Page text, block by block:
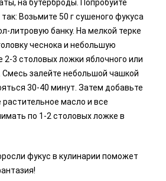
на бутерброды. Попробуйте
Возьмите 50 г сушеного фукуса
литровую банку. На мелкой терке
чеснока и небольшую
2-3 столовых ложки яблочного или
Смесь залейте небольшой чашкой
30-40 минут. Затем добавьте
масло и все
по 1-2 столовых ложке в
фукус в кулинарии поможет